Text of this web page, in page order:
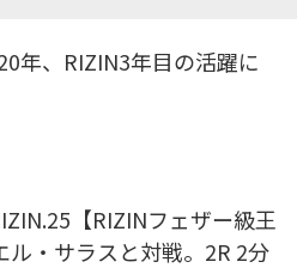
年、RIZIN3年目の活躍に
【RIZINフェザー級王
ル・サラスと対戦。2R 2分